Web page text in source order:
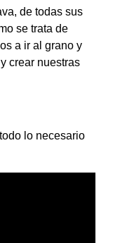
de todas sus
se trata de
a ir al grano y
crear nuestras
lo necesario